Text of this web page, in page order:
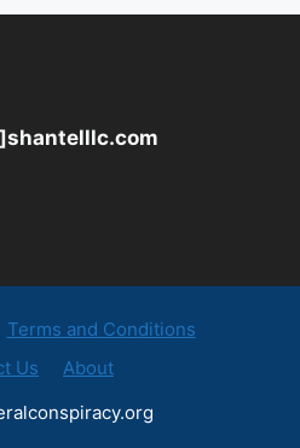
Terms and Conditions
Us
About